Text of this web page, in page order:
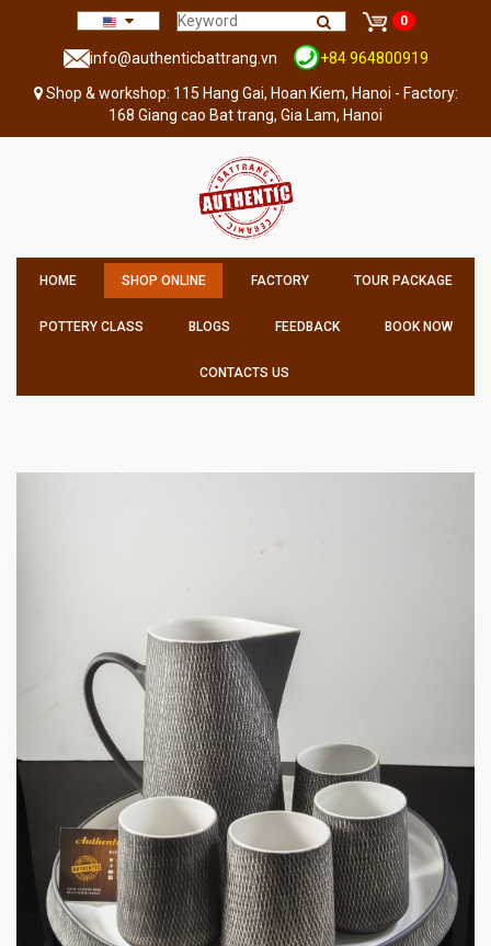
0
info@authenticbattrang.vn
+84 964800919
Shop & workshop: 115 Hang Gai, Hoan Kiem, Hanoi - Factory:
168 Giang cao Bat trang, Gia Lam, Hanoi
HOME SHOP ONLINE FACTORY TOUR PACKAGE
POTTERY CLASS BLOGS FEEDBACK BOOK NOW
CONTACTS US